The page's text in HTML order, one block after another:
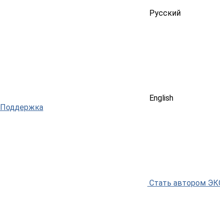
Русский
English
Поддержка
Стать автором